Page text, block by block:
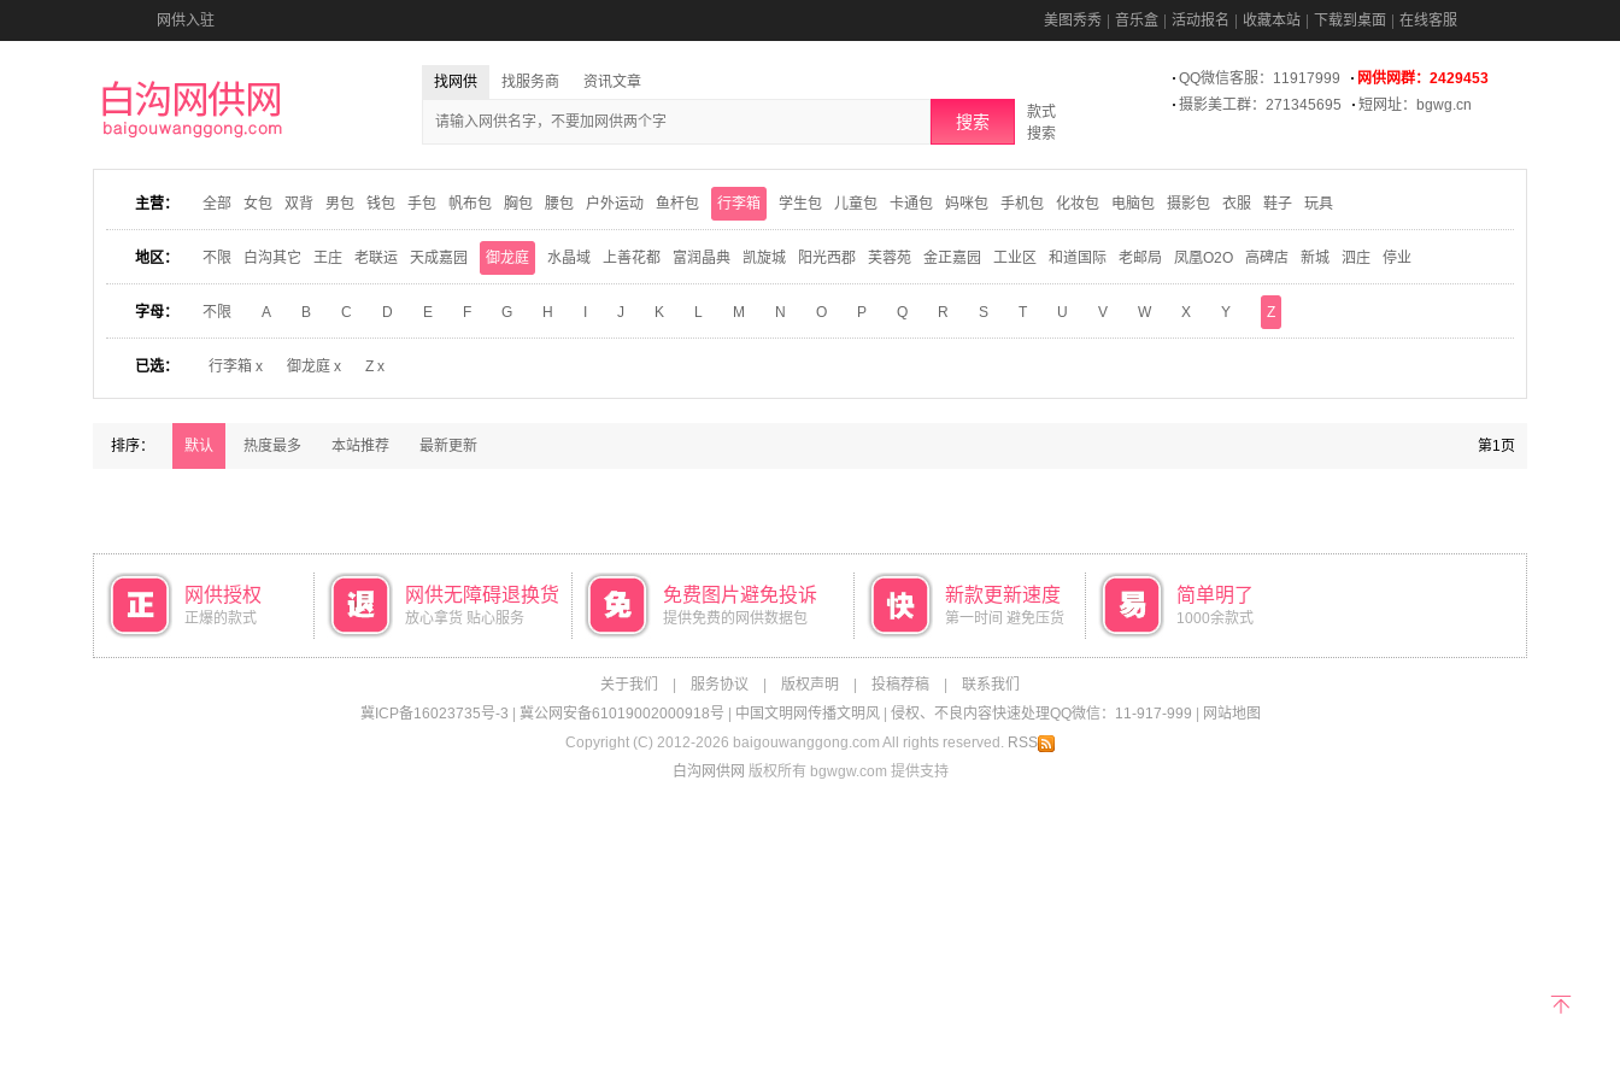
网供入驻 美图秀秀 音乐盒 活动报名 收藏本站 下载到桌面 在线客服
找网供 找服务商 资讯文章
搜索
款式
搜索
QQ微信客服：11917999
网供网群：2429453
摄影美工群：271345695
短网址：bgwg.cn
主营： 全部 女包 双背 男包 钱包 手包 帆布包 胸包 腰包 户外运动 鱼杆包 行李箱 学生包 儿童包 卡通包 妈咪包 手机包 化妆包 电脑包 摄影包 衣服 鞋子 玩具
地区： 不限 白沟其它 王庄 老联运 天成嘉园 御龙庭 水晶域 上善花都 富润晶典 凯旋城 阳光西郡 芙蓉苑 金正嘉园 工业区 和道国际 老邮局 凤凰O2O 高碑店 新城 泗庄 停业
字母： 不限 A B C D E F G H J K L M N O P Q R S T U V W X Y Z
已选： 行李箱 x 御龙庭 x Z x
排序： 默认 热度最多 本站推荐 最新更新 第1页
网供授权
正爆的款式
网供无障碍退换货
放心拿货 贴心服务
免费图片避免投诉
提供免费的网供数据包
新款更新速度
第一时间 避免压货
简单明了
1000余款式
关于我们 服务协议 版权声明 投稿荐稿
联系我们
冀ICP备16023735号-3
冀公网安备61019002000918号 中国文明网传播文明风| 侵权、不良内容快速处理QQ微信：11-917-999
网站地图
Copyright (C) 2012-2026 baigouwanggong.com All rights reserved. RSS
白沟网供网 版权所有 bgwgw.com 提供支持